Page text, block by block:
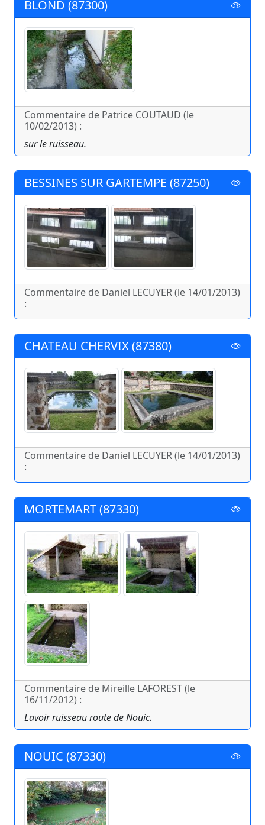
BLOND (87300)
Commentaire de Patrice COUTAUD (le
10/02/2013) :
sur le ruisseau.
BESSINES SUR GARTEMPE (87250)
Commentaire de Daniel LECUYER (le 14/01/2013)
:
CHATEAU CHERVIX (87380)
Commentaire de Daniel LECUYER (le 14/01/2013)
:
MORTEMART (87330)
Commentaire de Mireille LAFOREST (le
16/11/2012) :
Lavoir ruisseau route de Nouic.
NOUIC (87330)